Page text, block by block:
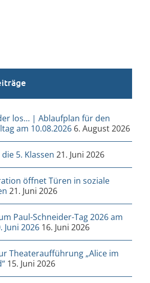
los… | Ablaufplan für den
am 10.08.2026 6. August 2026
5. Klassen 21. Juni 2026
öffnet Türen in soziale
21. Juni 2026
Paul-Schneider-Tag 2026 am
Juni 2026 16. Juni 2026
Theateraufführung „Alice im
15. Juni 2026